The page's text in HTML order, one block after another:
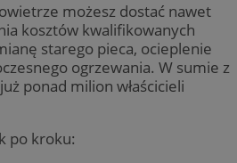
możesz dostać nawet
kosztów kwalifikowanych
starego pieca, ocieplenie
ogrzewania. W sumie z
ponad milion właścicieli
po kroku: